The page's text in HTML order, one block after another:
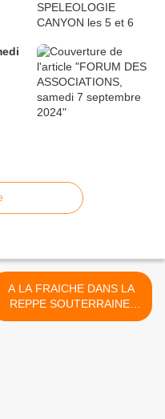
A LA FRAICHE DANS LA
REPPE SOUTERRAINE,
dimanche 28 juin 2026 >